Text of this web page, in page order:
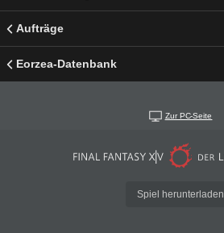
Aufträge
Eorzea-Datenbank
Zur PC-Seite
Spiel herunterladen